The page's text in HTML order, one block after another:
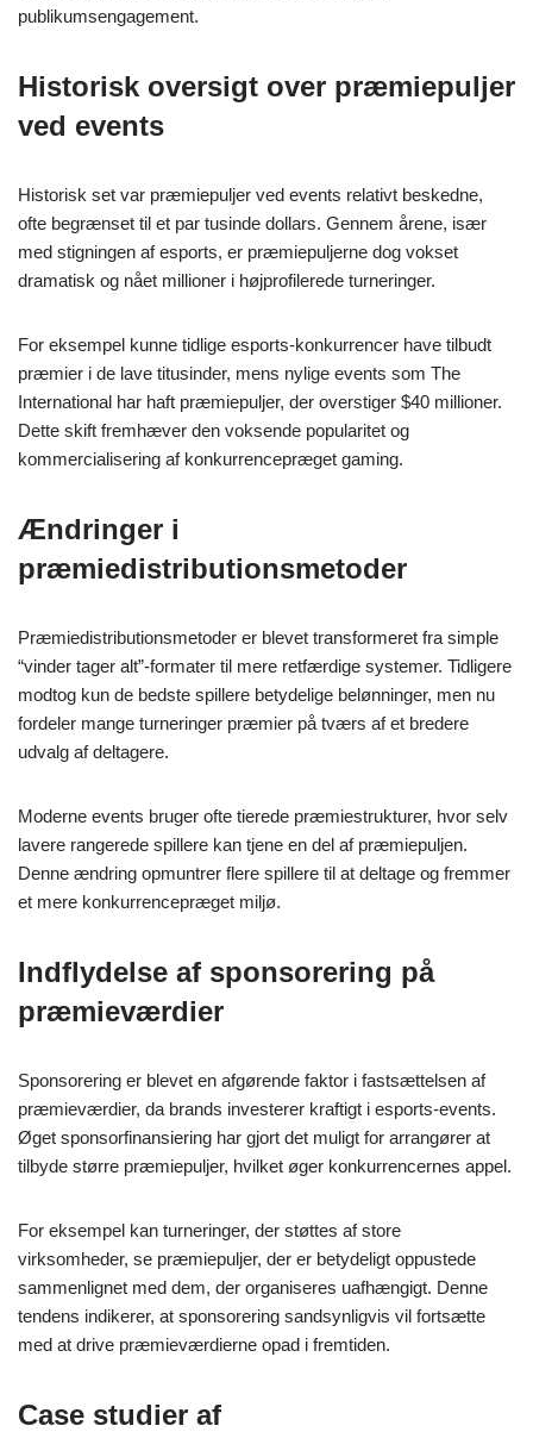
publikumsengagement.
Historisk oversigt over præmiepuljer
ved events
Historisk set var præmiepuljer ved events relativt beskedne,
ofte begrænset til et par tusinde dollars. Gennem årene, især
med stigningen af esports, er præmiepuljerne dog vokset
dramatisk og nået millioner i højprofilerede turneringer.
For eksempel kunne tidlige esports-konkurrencer have tilbudt
præmier i de lave titusinder, mens nylige events som The
International har haft præmiepuljer, der overstiger $40 millioner.
Dette skift fremhæver den voksende popularitet og
kommercialisering af konkurrencepræget gaming.
Ændringer i
præmiedistributionsmetoder
Præmiedistributionsmetoder er blevet transformeret fra simple
“vinder tager alt”-formater til mere retfærdige systemer. Tidligere
modtog kun de bedste spillere betydelige belønninger, men nu
fordeler mange turneringer præmier på tværs af et bredere
udvalg af deltagere.
Moderne events bruger ofte tierede præmiestrukturer, hvor selv
lavere rangerede spillere kan tjene en del af præmiepuljen.
Denne ændring opmuntrer flere spillere til at deltage og fremmer
et mere konkurrencepræget miljø.
Indflydelse af sponsorering på
præmieværdier
Sponsorering er blevet en afgørende faktor i fastsættelsen af
præmieværdier, da brands investerer kraftigt i esports-events.
Øget sponsorfinansiering har gjort det muligt for arrangører at
tilbyde større præmiepuljer, hvilket øger konkurrencernes appel.
For eksempel kan turneringer, der støttes af store
virksomheder, se præmiepuljer, der er betydeligt oppustede
sammenlignet med dem, der organiseres uafhængigt. Denne
tendens indikerer, at sponsorering sandsynligvis vil fortsætte
med at drive præmieværdierne opad i fremtiden.
Case studier af